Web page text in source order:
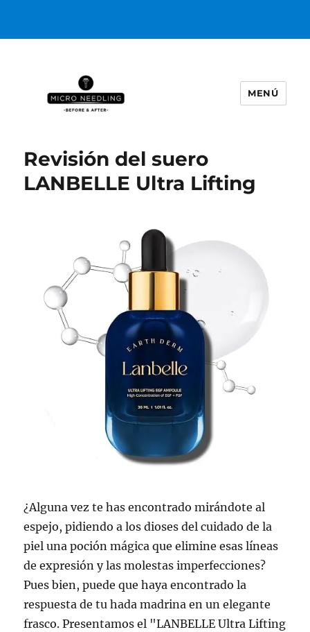
MENÚ
Revisión del suero
LANBELLE Ultra Lifting
¿Alguna vez te has encontrado mirándote al
espejo, pidiendo a los dioses del cuidado de la
piel una poción mágica que elimine esas líneas
de expresión y las molestas imperfecciones?
Pues bien, puede que haya encontrado la
respuesta de tu hada madrina en un elegante
frasco. Presentamos el "LANBELLE Ultra Lifting